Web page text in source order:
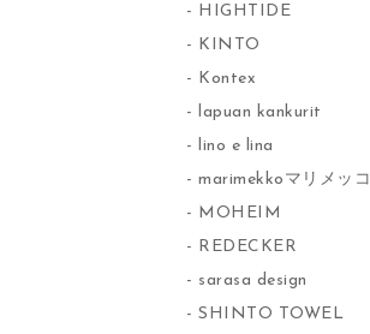
HIGHTIDE
KINTO
Kontex
lapuan kankurit
lino e lina
marimekkoマリメッコ
MOHEIM
REDECKER
sarasa design
SHINTO TOWEL